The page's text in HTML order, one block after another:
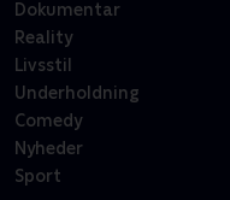
Dokumentar
Reality
Livsstil
Underholdning
Comedy
Nyheder
Sport